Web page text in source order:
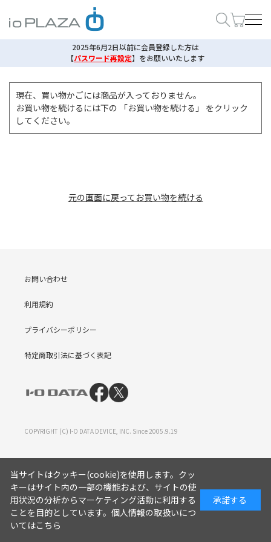
2025年6月2日以前に会員登録した方は
【パスワード再設定】 をお願いいたします
現在、買い物かごには商品が入っておりません。
お買い物を続けるには下の 「お買い物を続ける」 をクリック
してください。
元の画面に戻ってお買い物を続ける
お問い合わせ
利用規約
プライバシーポリシー
特定商取引法に基づく表記
COPYRIGHT (C) I-O DATA DEVICE, INC. Since 2005.9.19
当サイトはクッキー(cookie)を使用します。クッ
キーはサイト内の一部の機能および、サイトの使
用状況の分析からマーケティング活動に利用する
ことを目的としています。 個人情報の取扱いにつ
いてはこちら
承諾する